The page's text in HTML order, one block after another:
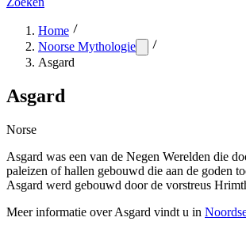
Home
Noorse Mythologie
Asgard
Asgard
Norse
Asgard was een van de Negen Werelden die
paleizen of hallen gebouwd die aan de goden
Asgard werd gebouwd door de vorstreus
Meer informatie over Asgard vindt u in